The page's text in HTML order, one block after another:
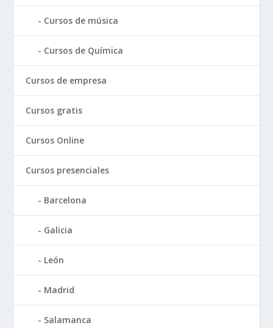
Cursos de música
Cursos de Química
Cursos de empresa
Cursos gratis
Cursos Online
Cursos presenciales
Barcelona
Galicia
León
Madrid
Salamanca